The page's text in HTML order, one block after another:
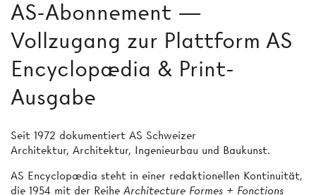
AS-Abonnement —
Vollzugang zur Plattform AS
Encyclopædia & Print-
Ausgabe
Seit 1972 dokumentiert AS Schweizer
Architektur, Architektur, Ingenieurbau und Baukunst.
AS Encyclopædia steht in einer redaktionellen Kontinuität,
die 1954 mit der Reihe Architecture Formes + Fonctions